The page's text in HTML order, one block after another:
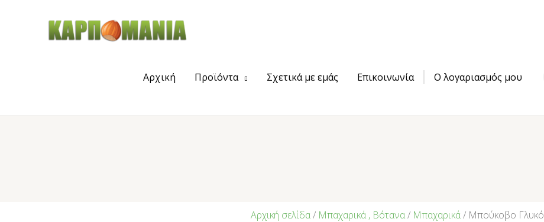
Αρχική Προϊόντα Σχετικά με εμάς Επικοινωνία Ο λογαριασμός μου
Αρχική σελίδα/ Μπαχαρικά , Βότανα/ Μπαχαρικά/ Μπούκοβο Γλυκό